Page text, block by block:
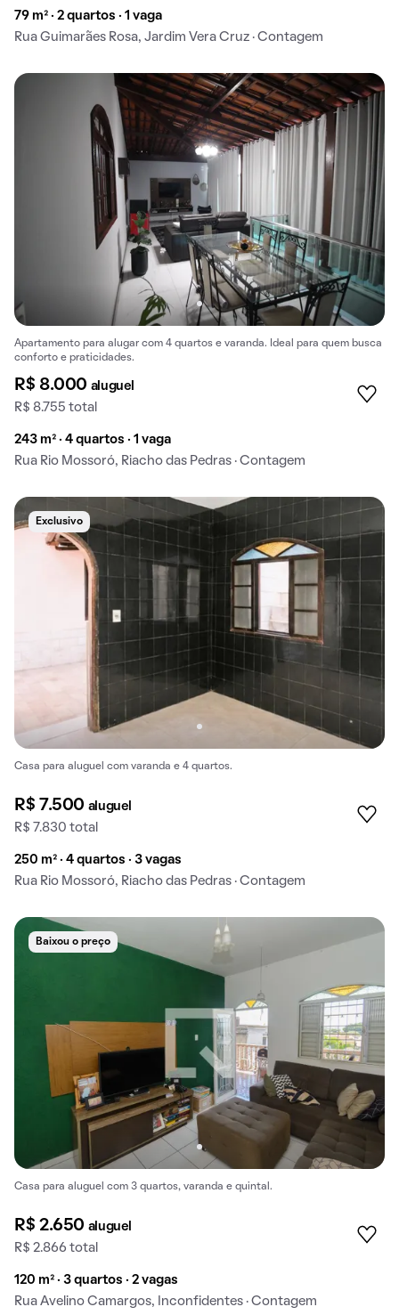
79 m² · 2 quartos · 1 vaga
Rua Guimarães Rosa, Jardim Vera Cruz · Contagem
Apartamento para alugar com 4 quartos e varanda. Ideal para quem busca
conforto e praticidades.
R$ 8.000 aluguel
R$ 8.755 total
243 m² · 4 quartos · 1 vaga
Rua Rio Mossoró, Riacho das Pedras · Contagem
Exclusivo
Casa para aluguel com varanda e 4 quartos.
R$ 7.500 aluguel
R$ 7.830 total
250 m² · 4 quartos · 3 vagas
Rua Rio Mossoró, Riacho das Pedras · Contagem
Baixou o preço
Casa para aluguel com 3 quartos, varanda e quintal.
R$ 2.650 aluguel
R$ 2.866 total
120 m² · 3 quartos · 2 vagas
Rua Avelino Camargos, Inconfidentes · Contagem